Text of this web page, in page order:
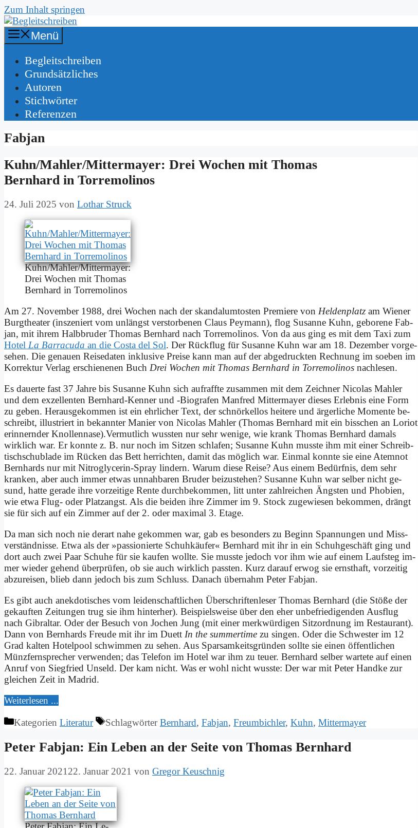
Zum Inhalt springen
Menü
Be­gleit­schrei­ben
Grund­sätz­li­ches
Au­toren
Stich­wör­ter
Re­fe­ren­zen
Fabjan
Kuhn/Mahler/Mittermayer: Drei Wo­chen mit Tho­mas
Bern­hard in Tor­re­mo­li­nos
24. Juli 2025 von Lothar Struck
Kuhn/Mahler/Mittermayer:
Drei Wo­chen mit Tho­mas
Bern­hard in Tor­re­mo­li­nos
Am 27. No­vem­ber 1988, drei Wo­chen nach der skan­dalum­to­sten Pre­mie­re von Hel­den­platz am Wie­ner
Burg­thea­ter (in­sze­niert vom un­längst ver­stor­be­nen Claus Pey­mann), flog Su­san­ne Kuhn, ge­bo­re­ne Fab­
jan, mit ih­rem Halb­bru­der Tho­mas Bern­hard nach Tor­re­mo­li­nos. Von da aus ging es mit dem Ta­xi zum
Ho­tel La Bar­ra­cu­da an die Co­sta del Sol. Der Rück­flug für Su­san­ne Kuhn war am 18. De­zem­ber vor­ge­
se­hen. Die ge­nau­en Rei­se­da­ten in­klu­si­ve Prei­se kann man auf der ab­ge­druck­ten Rech­nung im so­eben im
Kor­rek­tur Ver­lag er­schie­ne­nen Buch Drei Wo­chen mit Tho­mas Bern­hard in Tor­re­mo­li­nos nach­le­sen.
Es dau­er­te fast 37 Jah­re bis Su­san­ne Kuhn sich auf­raff­te zu­sam­men mit dem Zeich­ner Ni­co­las Mahler
und dem ex­zel­len­ten Bern­hard-Ken­ner und ‑Bio­gra­fen Man­fred Mit­ter­may­er die­ses Er­leb­nis ei­ne Form
zu ge­ben. Her­aus­ge­kom­men ist ein ehr­li­cher Text, der schnör­kel­los hei­te­re und är­ger­li­che Mo­men­te be­
schreibt, il­lu­striert in be­kann­ter Ma­nier von Ni­co­las Mahler (Tho­mas Bern­hard mit ein biss­chen an Lo­ri­ot
er­in­nern­der Knollennase).Vermutlich wuss­ten nur sehr we­ni­ge, wie krank Tho­mas Bern­hard da­mals
wirk­lich war. Er konn­te z. B. nur noch im Sit­zen schla­fen; Su­san­ne Kuhn muss­te ihm mit ei­ner Schreib­
tisch­schub­la­de im Rücken das Bett her­rich­ten, da­mit das mög­lich war. Ein­mal konn­te sie ei­ne Atem­not
Bern­hards nur mit Ni­tro­gly­ce­rin-Spray lin­dern. War­um die­se Rei­se? Aus ei­nem Be­dürf­nis, dem sehr
kran­ken, aber auch im­mer et­was un­nah­ba­ren Bru­der bei­zu­ste­hen? Su­san­ne Kuhn war sel­ber nicht ge­
sund, hat­te ge­ra­de ih­re vor­zei­ti­ge Ren­te durch­be­kom­men, litt un­ter zahl­rei­chen Äng­sten und Pho­bien,
wie et­wa Flug- oder Platz­angst. Als die bei­den ih­re Zim­mer im 9. Stock zu­ge­wie­sen be­kom­men, drängt
sie für sich auf ein Zim­mer auf der 2. oder ma­xi­mal 3. Eta­ge.
Da man sich noch nie der­art na­he ge­kom­men war, gab es be­son­ders zu Be­ginn Span­nun­gen und Miss­
ver­ständ­nis­se. Et­wa als der »pas­sio­nier­te Schuh­käu­fer« Bern­hard mit ihr in ein Schuh­ge­schäft ging und
dort auch zwei Paar Schu­he für sie kau­fen woll­te. Sie muss­te je­doch vor ihm wie auf ei­nem Lauf­steg im­
mer wie­der ge­hend über­prü­fen, ob sie auch wirk­lich pass­ten. Kurz dar­auf er­wog sie ernst­haft, vor­zei­tig
ab­zu­rei­sen, blieb dann je­doch bis zum Schluss. Da­nach über­nahm Pe­ter Fab­jan.
Es gibt auch an­ek­do­ti­sches vom lei­den­schaft­li­chen Über­schrif­ten­le­ser Tho­mas Bern­hard (die Stö­ße der
ge­kauf­ten Zei­tun­gen trug sie ihm hin­ter­her). Bei­spiels­wei­se über den eher un­be­frie­di­gen­den Aus­flug
nach Gi­bral­tar. Oder der Be­such von Jo­chen Jung (mit ei­ner merk­wür­di­gen Sitz­ord­nung im Re­stau­rant).
Dann von Bern­hards Freu­de mit ihr im Du­ett In the sum­mer­ti­me zu sin­gen. Oder die Schwe­ster im 12
Grad kal­ten Ho­tel­pool schwim­men zu se­hen. Aus Spar­sam­keits­grün­den soll­te sie ei­nen öf­fent­li­chen
Münz­fern­spre­cher ver­wen­den; das Te­le­fon im Ho­tel war ihm zu teu­er. Bern­hard sel­ber war­te­te auf ei­nen
An­ruf von Sieg­fried Un­seld. Der kam nicht. Was er wohl nicht wuss­te: Der war mit Pe­ter Hand­ke zur
glei­chen Zeit in Ma­drid.
Wei­ter­le­sen ...
Kategorien Literatur SchlagwörterBernhard, Fabjan, Freumbichler, Kuhn, Mittermayer
Pe­ter Fab­jan: Ein Le­ben an der Sei­te von Tho­mas Bern­hard
22. Januar 202122. Januar 2021 von Gregor Keuschnig